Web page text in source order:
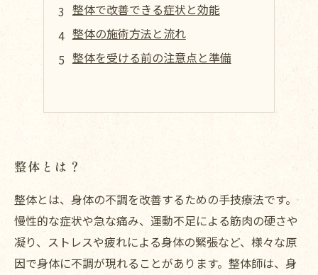
整体で改善できる症状と効能
整体の施術方法と流れ
整体を受ける前の注意点と準備
整体とは？
整体とは、身体の不調を改善するための手技療法です。
慢性的な症状や急な痛み、運動不足による筋肉の硬さや
凝り、ストレスや疲れによる身体の緊張など、様々な原
因で身体に不調が現れることがあります。整体師は、身